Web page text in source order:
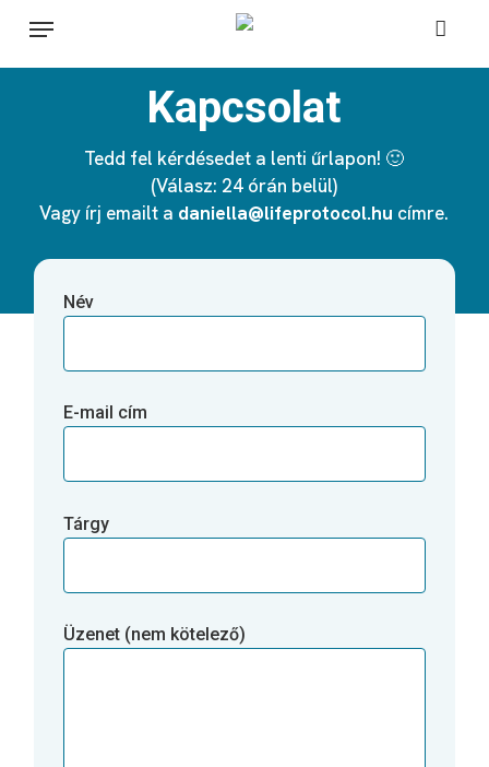
main
Menu
Kapcsolat
Tedd fel kérdésedet a lenti űrlapon! 🙂
(Válasz: 24 órán belül)
Vagy írj emailt a daniella@lifeprotocol.hu címre.
Név
E-mail cím
Tárgy
Üzenet (nem kötelező)